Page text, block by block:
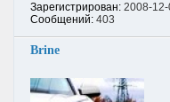
Зарегистрирован: 2008-12-
Сообщений: 403
Brine